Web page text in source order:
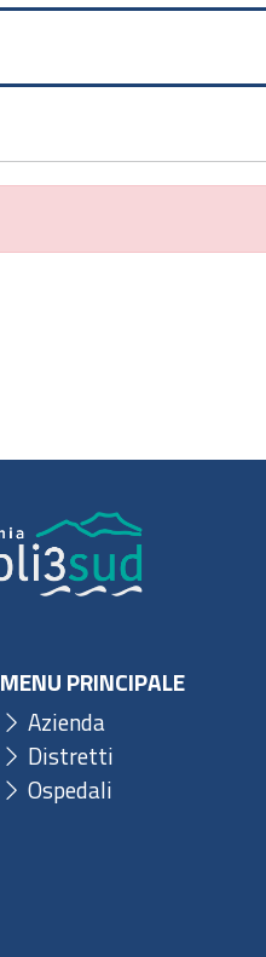
MENU PRINCIPALE
Azienda
Distretti
Ospedali